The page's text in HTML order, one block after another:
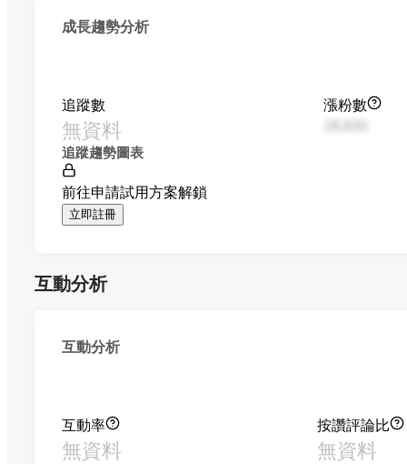
成長趨勢分析
追蹤數
無資料
漲粉數
追蹤趨勢圖表
前往申請試用方案解鎖
立即註冊
互動分析
互動分析
互動率
無資料
按讚評論比
無資料